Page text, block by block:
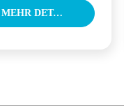
MEHR DETAILS